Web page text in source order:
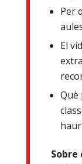
Per
El
Què